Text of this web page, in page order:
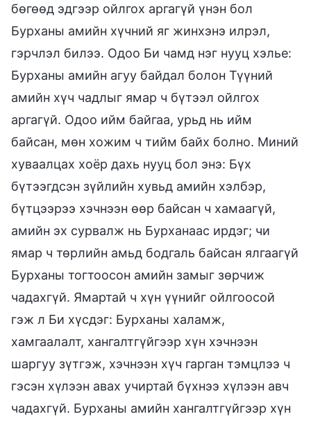
бөгөөд эдгээр ойлгох аргагүй үнэн бол
Бурханы амийн хүчний яг жинхэнэ илрэл,
гэрчлэл билээ. Одоо Би чамд нэг нууц хэлье:
Бурханы амийн агуу байдал болон Түүний
амийн хүч чадлыг ямар ч бүтээл ойлгох
аргагүй. Одоо ийм байгаа, урьд нь ийм
байсан, мөн хожим ч тийм байх болно. Миний
хуваалцах хоёр дахь нууц бол энэ: Бүх
бүтээгдсэн зүйлийн хувьд амийн хэлбэр,
бүтцээрээ хэчнээн өөр байсан ч хамаагүй,
амийн эх сурвалж нь Бурханаас ирдэг; чи
ямар ч төрлийн амьд бодгаль байсан ялгаагүй
Бурханы тогтоосон амийн замыг зөрчиж
чадахгүй. Ямартай ч хүн үүнийг ойлгоосой
гэж л Би хүсдэг: Бурханы халамж,
хамгаалалт, хангалтгүйгээр хүн хэчнээн
шаргуу зүтгэж, хэчнээн хүч гарган тэмцлээ ч
гэсэн хүлээн авах учиртай бүхнээ хүлээн авч
чадахгүй. Бурханы амийн хангалтгүйгээр хүн